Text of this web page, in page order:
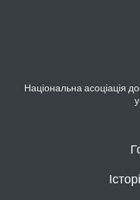
Національна асоціація